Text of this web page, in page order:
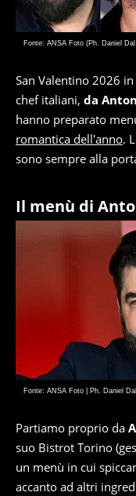
Fonte: ANSA Foto (Ph. Daniel
San Valentino 2026
chef italiani, da
hanno preparato
romantica dell'anno.
sono sempre alla
Il menù di
Fonte: ANSA Foto | Ph. Daniel
Partiamo proprio da
suo Bistrot Torino
un menù in cui
accanto ad altri